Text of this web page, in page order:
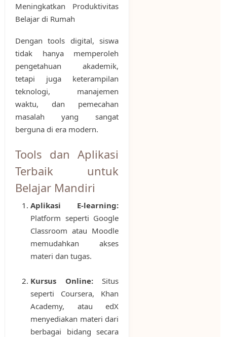
Meningkatkan Produktivitas
Belajar di Rumah
Dengan tools digital, siswa
tidak hanya memperoleh
pengetahuan akademik,
tetapi juga keterampilan
teknologi, manajemen
waktu, dan pemecahan
masalah yang sangat
berguna di era modern.
Tools dan Aplikasi
Terbaik untuk
Belajar Mandiri
Aplikasi E-learning:
Platform seperti Google
Classroom atau Moodle
memudahkan akses
materi dan tugas.
Kursus Online:Situs
seperti Coursera, Khan
Academy, atau edX
menyediakan materi dari
berbagai bidang secara